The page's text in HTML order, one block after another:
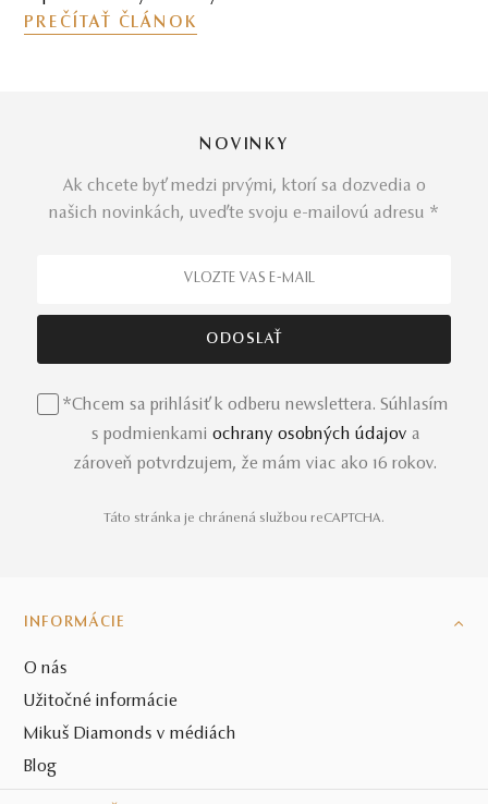
PREČÍTAŤ ČLÁNOK
NOVINKY
Ak chcete byť medzi prvými, ktorí sa dozvedia o
našich novinkách, uveďte svoju e-mailovú adresu *
*Chcem sa prihlásiť k odberu newslettera. Súhlasím
s podmienkami ochrany osobných údajov a
zároveň potvrdzujem, že mám viac ako 16 rokov.
Táto stránka je chránená službou reCAPTCHA.
INFORMÁCIE
O nás
Užitočné informácie
Mikuš Diamonds v médiách
Blog